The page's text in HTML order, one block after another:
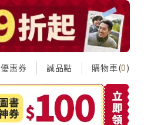
優惠券 誠品點 購物車(0)